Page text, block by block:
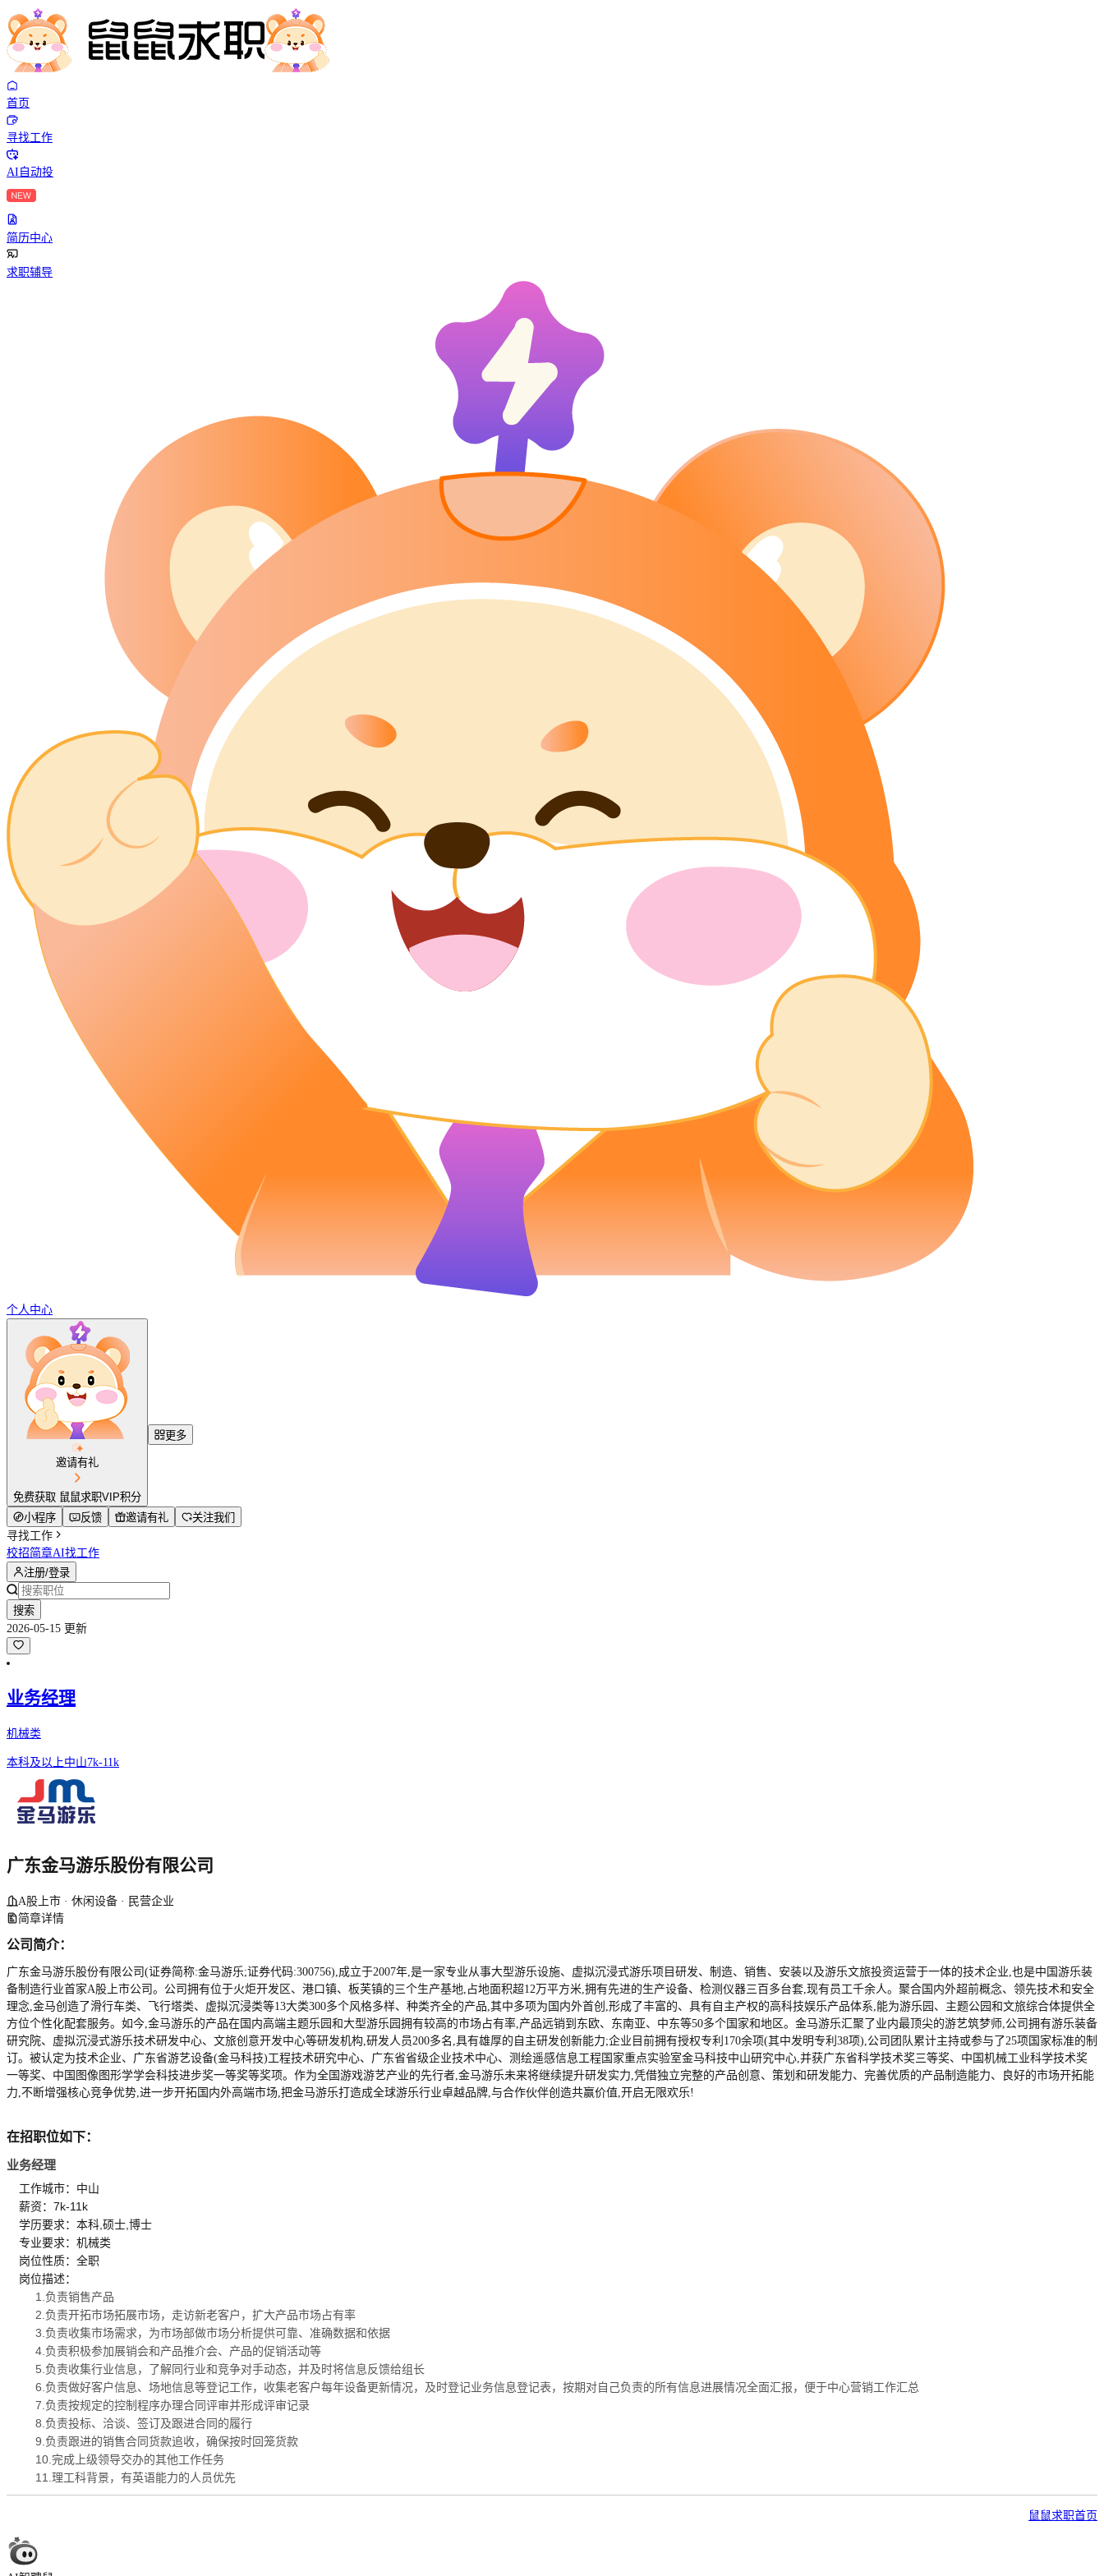
首页
寻找工作
AI自动投
简历中心
求职辅导
个人中心
邀请有礼
免费获取 鼠鼠求职VIP积分
更多
小程序 反馈 邀请有礼
关注我们
寻找工作
校招简章AI找工作
注册/登录
搜索
2026-05-15 更新
业务经理
机械类
本科及以上中山7k-11k
广东金马游乐股份有限公司
A股上市 · 休闲设备 · 民营企业
简章详情
公司简介：
广东金马游乐股份有限公司(证券简称:金马游乐;证券代码:300756),成立于2007年,是一家专业从事大型游乐设施、虚拟沉浸式游乐项目研发、制造、销售、安装以及游乐文旅投资运营于一体的技术企业,也是中国游乐装
备制造行业首家A股上市公司。公司拥有位于火炬开发区、港口镇、板芙镇的三个生产基地,占地面积超12万平方米,拥有先进的生产设备、检测仪器三百多台套,现有员工千余人。聚合国内外超前概念、领先技术和安全
理念,金马创造了滑行车类、飞行塔类、虚拟沉浸类等13大类300多个风格多样、种类齐全的产品,其中多项为国内外首创,形成了丰富的、具有自主产权的高科技娱乐产品体系,能为游乐园、主题公园和文旅综合体提供全
方位个性化配套服务。如今,金马游乐的产品在国内高端主题乐园和大型游乐园拥有较高的市场占有率,产品远销到东欧、东南亚、中东等50多个国家和地区。金马游乐汇聚了业内最顶尖的游艺筑梦师,公司拥有游乐装备
研究院、虚拟沉浸式游乐技术研发中心、文旅创意开发中心等研发机构,研发人员200多名,具有雄厚的自主研发创新能力;企业目前拥有授权专利170余项(其中发明专利38项),公司团队累计主持或参与了25项国家标准的制
订。被认定为技术企业、广东省游艺设备(金马科技)工程技术研究中心、广东省省级企业技术中心、测绘遥感信息工程国家重点实验室金马科技中山研究中心,并获广东省科学技术奖三等奖、中国机械工业科学技术奖
一等奖、中国图像图形学学会科技进步奖一等奖等奖项。作为全国游戏游艺产业的先行者,金马游乐未来将继续提升研发实力,凭借独立完整的产品创意、策划和研发能力、完善优质的产品制造能力、良好的市场开拓能
力,不断增强核心竞争优势,进一步开拓国内外高端市场,把金马游乐打造成全球游乐行业卓越品牌,与合作伙伴创造共赢价值,开启无限欢乐!
在招职位如下：
业务经理
工作城市：中山
薪资：7k-11k
学历要求：本科,硕士,博士
专业要求：机械类
岗位性质：全职
岗位描述：
1.负责销售产品
2.负责开拓市场拓展市场，走访新老客户，扩大产品市场占有率
3.负责收集市场需求，为市场部做市场分析提供可靠、准确数据和依据
4.负责积极参加展销会和产品推介会、产品的促销活动等
5.负责收集行业信息，了解同行业和竞争对手动态，并及时将信息反馈给组长
6.负责做好客户信息、场地信息等登记工作，收集老客户每年设备更新情况，及时登记业务信息登记表，按期对自己负责的所有信息进展情况全面汇报，便于中心营销工作汇总
7.负责按规定的控制程序办理合同评审并形成评审记录
8.负责投标、洽谈、签订及跟进合同的履行
9.负责跟进的销售合同货款追收，确保按时回笼货款
10.完成上级领导交办的其他工作任务
11.理工科背景，有英语能力的人员优先
鼠鼠求职首页